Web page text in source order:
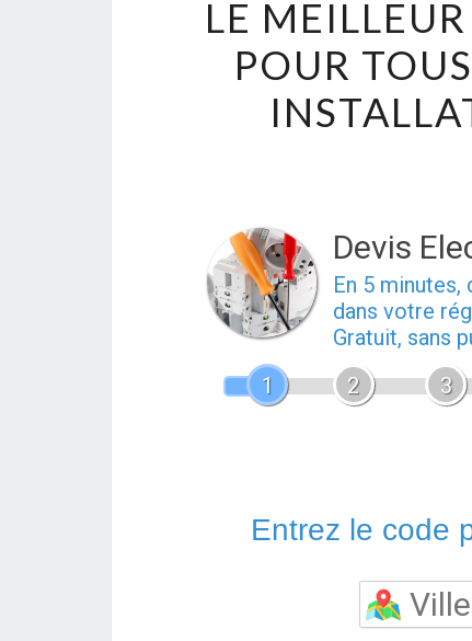
LE
POUR
Devis
En 5 minutes,
dans votre
Gratuit, sans
1
2 3
Entrez le code